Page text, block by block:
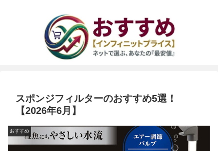
スポンジフィルターのおすすめ5選！
【2026年6月】
おすすめ